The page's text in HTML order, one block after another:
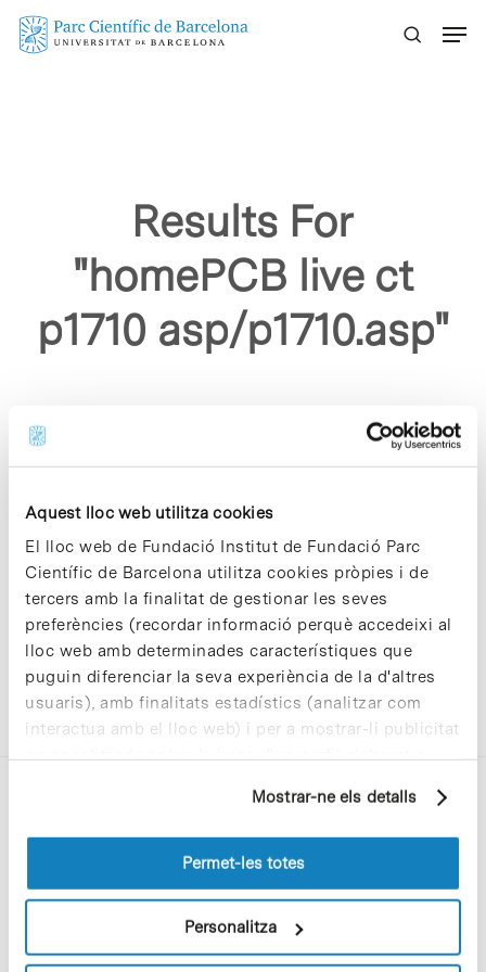
Aquest lloc web utilitza cookies
El lloc web de Fundació Institut de Fundació Parc
Científic de Barcelona utilitza cookies pròpies i de
tercers amb la finalitat de gestionar les seves
preferències (recordar informació perquè accedeixi al
lloc web amb determinades característiques que
puguin diferenciar la seva experiència de la d'altres
usuaris), amb finalitats estadístics (analitzar com
interactua amb el lloc web) i per a mostrar-li publicitat
personalitzada sobre la base d'un perfil elaborat a
pàgines visitades). Per a obtenir més informació sobre
les cookies pot consultar laPolítica de cookiesdel
Mostrar-ne els detalls
Permet-les totes
Personalitza
Skip
Results For
"homePCB live ct
p1710 asp/p1710.asp"
Sorry, no results were found.
Please try again with different keywords.
C/Baldiri Reixac, 4-12 i 15
T. 934 02 90 60